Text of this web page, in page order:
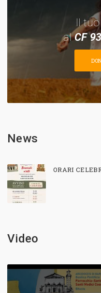
Il tuo
alCF
News
ORARI
Video